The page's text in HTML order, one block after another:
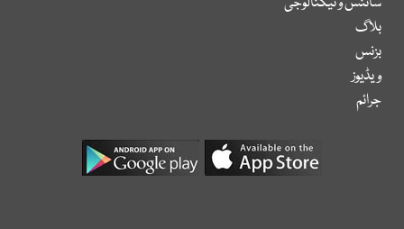
بلاگ
بزنس
ویڈیوز
جرائم